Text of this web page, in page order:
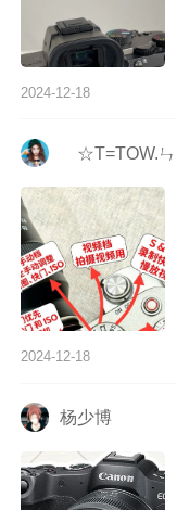
2024-12-18
ゞ☆T=TOW.ㄣ
2024-12-18
杨少博